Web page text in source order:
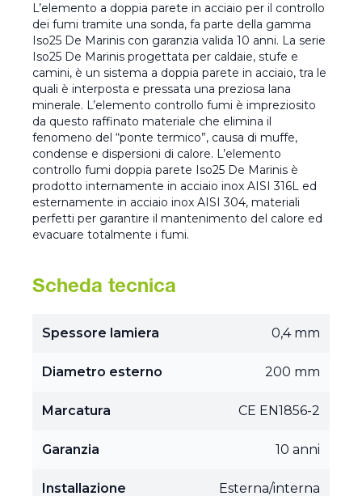
L’elemento a doppia parete in acciaio per il controllo
dei fumi tramite una sonda, fa parte della gamma
Iso25 De Marinis con garanzia valida 10 anni. La serie
Iso25 De Marinis progettata per caldaie, stufe e
camini, è un sistema a doppia parete in acciaio, tra le
quali è interposta e pressata una preziosa lana
minerale. L’elemento controllo fumi è impreziosito
da questo raffinato materiale che elimina il
fenomeno del “ponte termico”, causa di muffe,
condense e dispersioni di calore. L’elemento
controllo fumi doppia parete Iso25 De Marinis è
prodotto internamente in acciaio inox AISI 316L ed
esternamente in acciaio inox AISI 304, materiali
perfetti per garantire il mantenimento del calore ed
evacuare totalmente i fumi.
Scheda tecnica
Spessore lamiera 0,4 mm
Diametro esterno 200 mm
Marcatura CE EN1856-2
Garanzia 10 anni
Installazione Esterna/interna